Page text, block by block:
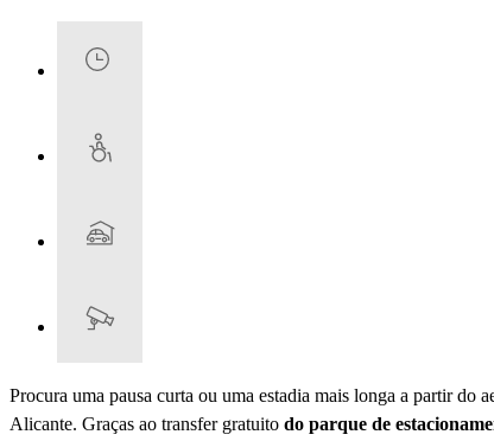
Procura uma pausa curta ou uma estadia mais longa a partir do
Alicante. Graças ao transfer gratuito do parque de